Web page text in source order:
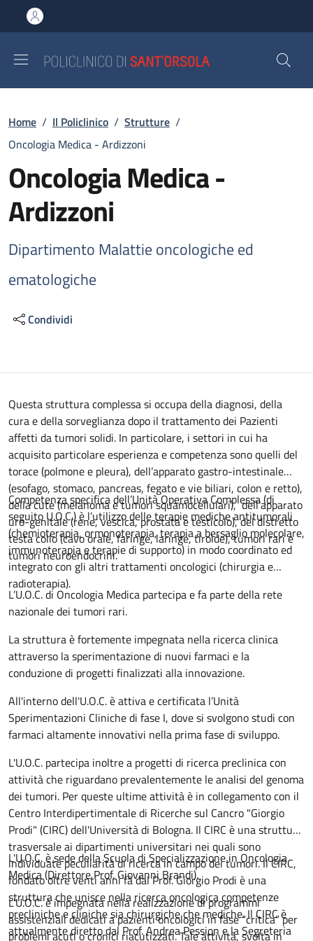
al contenuto principale
to footer content
Briciole di pane
Home / Il Policlinico / Strutture /
Oncologia Medica - Ardizzoni
Oncologia Medica -
Ardizzoni
Dipartimento Malattie oncologiche ed
ematologiche
Condividi
Descrizione
Questa struttura complessa si occupa della diagnosi, della
cura e della sorveglianza dopo il trattamento dei Pazienti
affetti da tumori solidi. In particolare, i settori in cui ha
acquisito particolare esperienza e competenza sono quelli del
torace (polmone e pleura), dell’apparato gastro-intestinale
(esofago, stomaco, pancreas, fegato e vie biliari, colon e retto),
della cute (melanoma e tumori squamocellulari), dell’apparato
uro-genitale (rene, vescica, prostata e testicolo), del distretto
testa collo (cavo orale, faringe, laringe, tiroide), tumori rari e
tumori neuroendocrini.
Competenza specifica dell’Unità Operativa Complessa (di
seguito U.O.C.) è l’utilizzo delle terapie mediche antitumorali
(chemioterapia, ormonoterapia, terapia a bersaglio molecolare,
immunoterapia e terapie di supporto) in modo coordinato ed
integrato con gli altri trattamenti oncologici (chirurgia e
radioterapia).
L’U.O.C. di Oncologia Medica partecipa e fa parte della rete
nazionale dei tumori rari.
La struttura è fortemente impegnata nella ricerca clinica
attraverso la sperimentazione di nuovi farmaci e la
conduzione di progetti finalizzati alla innovazione.
All'interno dell'U.O.C. è attiva e certificata l’Unità
Sperimentazioni Cliniche di fase I, dove si svolgono studi con
farmaci altamente innovativi nella prima fase di sviluppo.
L'U.O.C. partecipa inoltre a progetti di ricerca preclinica con
attività che riguardano prevalentemente le analisi del genoma
dei tumori. Per queste ultime attività è in collegamento con il
Centro Interdipertimentale di Ricerche sul Cancro "Giorgio
Prodi" (CIRC) dell'Università di Bologna. Il CIRC è una struttura
trasversale ai dipartimenti universitari nei quali sono
individuate peculiarità di ricerca in campo dei tumori. Il CIRC,
fondato oltre venti anni fà dal Prof. Giorgio Prodi è una
struttura che unisce nella ricerca oncologica competenze
precliniche e cliniche sia chirurgiche che mediche. Il CIRC è
attualmente diretto dal Prof. Andrea Pession e la Segreteria
L'U.O.C. è sede della Scuola di Specializzazione in Oncologia
Medica (Direttore Prof. Giovanni Brandi).
L’U.O.C. è impegnata nella realizzazione di programmi
assistenziali dedicati a pazienti oncologici in fase “critica” per
problemi acuti o cronici riacutizzati. Tale attività, svolta in